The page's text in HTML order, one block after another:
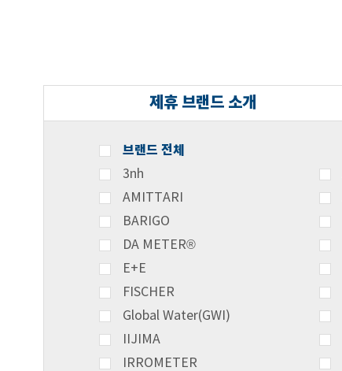
제휴 브랜드 소개
브랜드 전체
3nh
AMITTARI
BARIGO
DA METER®
E+E
FISCHER
Global Water(GWI)
IIJIMA
IRROMETER